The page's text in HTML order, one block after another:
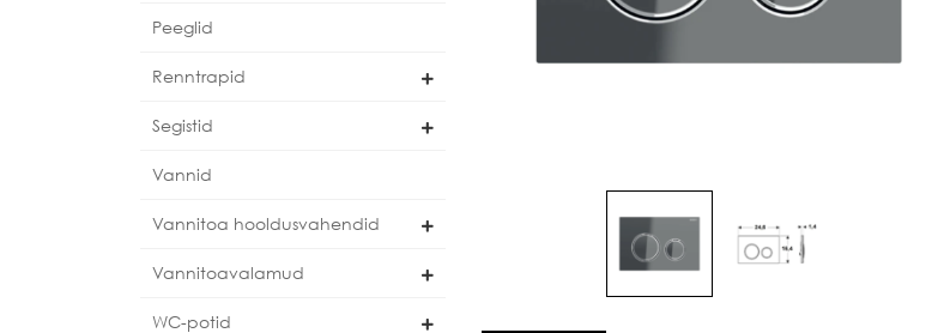
Peeglid
Renntrapid
Segistid
Vannid
Vannitoa hooldusvahendid
Vannitoavalamud
WC-potid